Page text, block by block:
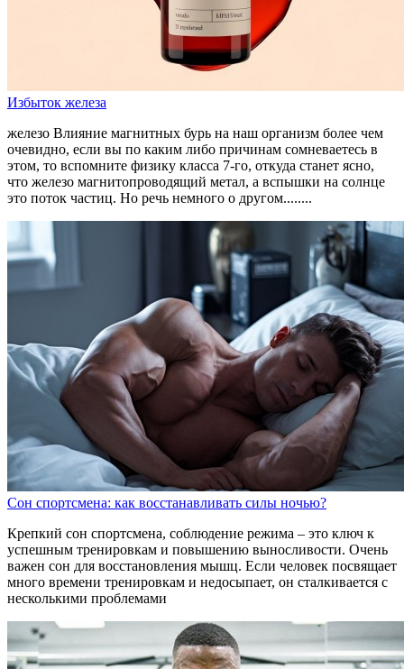
Избыток железа
железо Влияние магнитных бурь на наш организм более чем
очевидно, если вы по каким либо причинам сомневаетесь в
этом, то вспомните физику класса 7‑го, откуда станет ясно,
что железо магнитопроводящий метал, а вспышки на солнце
это поток частиц. Но речь немного о другом........
Сон спортсмена: как восстанавливать силы ночью?
Крепкий сон спортсмена, соблюдение режима – это ключ к
успешным тренировкам и повышению выносливости. Очень
важен сон для восстановления мышц. Если человек посвящает
много времени тренировкам и недосыпает, он сталкивается с
несколькими проблемами